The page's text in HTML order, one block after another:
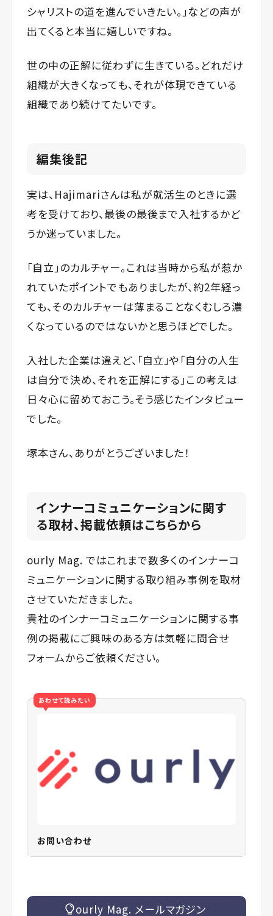
シャリストの道を進んでいきたい。」などの声が
出てくると本当に嬉しいですね。
世の中の正解に従わずに生きている。どれだけ
組織が大きくなっても、それが体現できている
組織であり続けてたいです。
編集後記
実は、Hajimariさんは私が就活生のときに選
考を受けており、最後の最後まで入社するかど
うか迷っていました。
「自立」のカルチャー。これは当時から私が惹か
れていたポイントでもありましたが、約2年経っ
ても、そのカルチャーは薄まることなくむしろ濃
くなっているのではないかと思うほどでした。
入社した企業は違えど、「自立」や「自分の人生
は自分で決め、それを正解にする」この考えは
日々心に留めておこう。そう感じたインタビュー
でした。
塚本さん、ありがとうございました！
インナーコミュニケーションに関す
る取材、掲載依頼はこちらから
ourly Mag. ではこれまで数多くのインナーコ
ミュニケーションに関する取り組み事例を取材
させていただきました。
貴社のインナーコミュニケーションに関する事
例の掲載にご興味のある方は気軽に問合せ
フォームからご依頼ください。
あわせて読みたい
お問い合わせ
ourly Mag. メールマガジン